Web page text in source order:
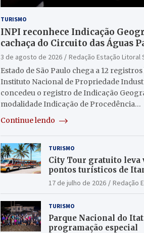
TURISMO
INPI reconhece Indicação
cachaça do Circuito das Águas
3 de agosto de 2026
Redação Estação Litoral
Estado de São Paulo chega a 12
Instituto Nacional de Propriedade
concedeu o registro de Indicação
modalidade Indicação de Procedência…
Continue lendo
TURISMO
City Tour gratuito leva
pontos turísticos de
17 de julho de 2026 Redação
TURISMO
Parque Nacional do
programação especial